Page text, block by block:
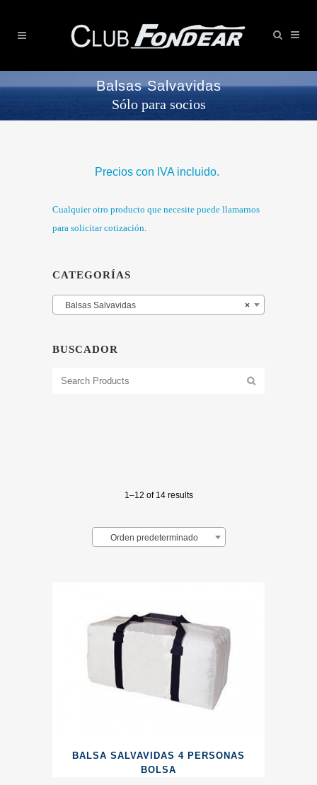
Balsas Salvavidas
Sólo para socios
Precios con IVA incluido.
Cualquier otro producto que necesite puede llamarnos
para solicitar cotización.
CATEGORÍAS
×
Balsas Salvavidas
BUSCADOR
1–12 of 14 results
Orden predeterminado
BALSA SALVAVIDAS 4 PERSONAS
BOLSA